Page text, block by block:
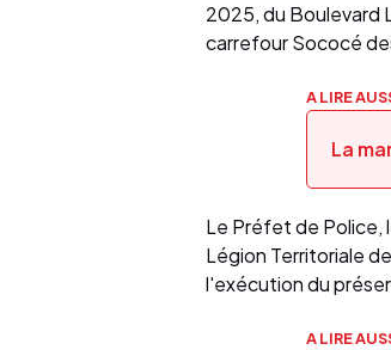
2025, du Boulevard
carrefour Sococé
A LIRE
La
Le Préfet de Police,
Légion Territoriale
l'exécution du
A LIRE